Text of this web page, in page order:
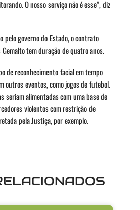
O nosso serviço não é esse”, diz
pelo governo do Estado, o contrato
Gemalto tem duração de quatro anos.
de reconhecimento facial em tempo
outros eventos, como jogos de futebol.
seriam alimentadas com uma base de
violentos com restrição de
pela Justiça, por exemplo.